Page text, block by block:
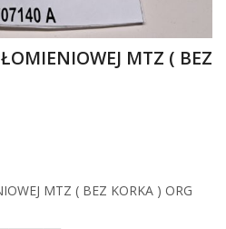
MTZ ( BEZ
MTZ ( BEZ KORKA ) ORG